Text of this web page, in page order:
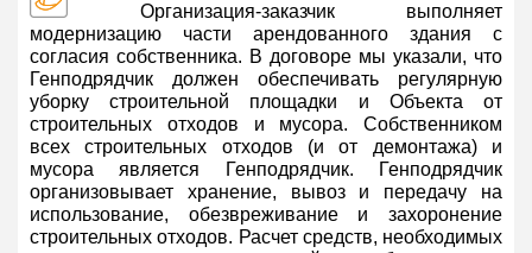
Организация-заказчик выполняет
модернизацию части арендованного здания с
согласия собственника. В договоре мы указали, что
Генподрядчик должен обеспечивать регулярную
уборку строительной площадки и Объекта от
строительных отходов и мусора. Собственником
всех строительных отходов (и от демонтажа) и
мусора является Генподрядчик. Генподрядчик
организовывает хранение, вывоз и передачу на
использование, обезвреживание и захоронение
строительных отходов. Расчет средств, необходимых